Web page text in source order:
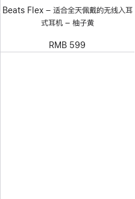
Beats Flex – 适合全天佩戴的无线入耳
式耳机 – 柚子黄
RMB 599